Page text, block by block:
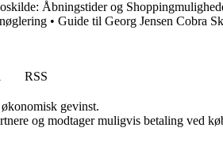
Åbningstider og
• Guide til Georg Jensen Cobra
RSS
gevinst.
og modtager muligvis betaling ved